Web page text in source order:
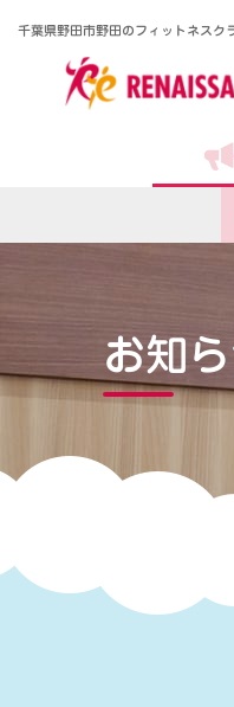
千葉県野田市野田のフィットネスク
お知